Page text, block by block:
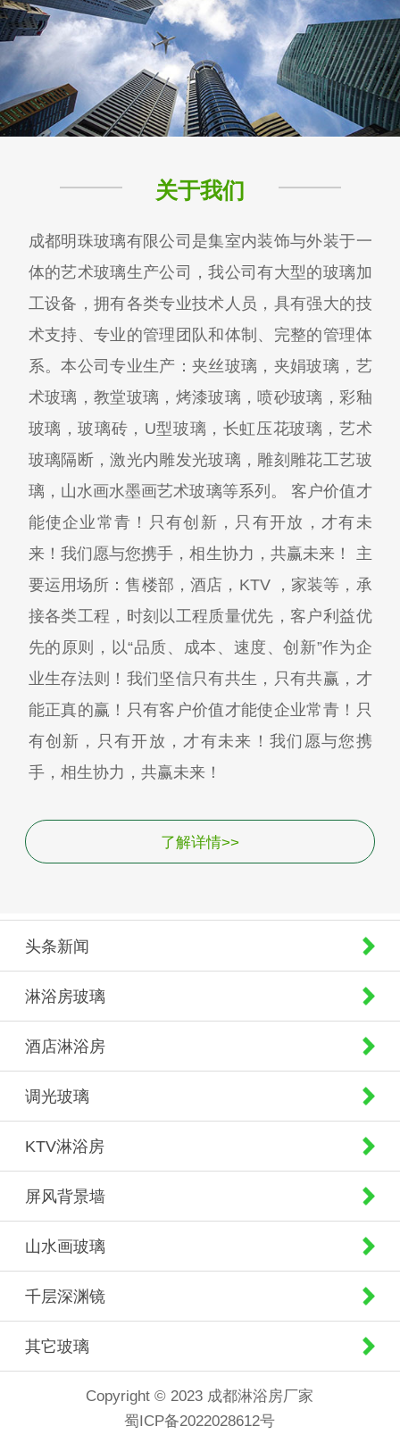
关于我们
成都明珠玻璃有限公司是集室内装饰与外装于一
体的艺术玻璃生产公司，我公司有大型的玻璃加
工设备，拥有各类专业技术人员，具有强大的技
术支持、专业的管理团队和体制、完整的管理体
系。本公司专业生产：夹丝玻璃，夹娟玻璃，艺
术玻璃，教堂玻璃，烤漆玻璃，喷砂玻璃，彩釉
玻璃，玻璃砖，U型玻璃，长虹压花玻璃，艺术
玻璃隔断，激光内雕发光玻璃，雕刻雕花工艺玻
璃，山水画水墨画艺术玻璃等系列。 客户价值才
能使企业常青！只有创新，只有开放，才有未
来！我们愿与您携手，相生协力，共赢未来！ 主
要运用场所：售楼部，酒店，KTV ，家装等，承
接各类工程，时刻以工程质量优先，客户利益优
先的原则，以“品质、成本、速度、创新”作为企
业生存法则！我们坚信只有共生，只有共赢，才
能正真的赢！只有客户价值才能使企业常青！只
有创新，只有开放，才有未来！我们愿与您携
手，相生协力，共赢未来！
了解详情>>
头条新闻
淋浴房玻璃
酒店淋浴房
调光玻璃
KTV淋浴房
屏风背景墙
山水画玻璃
千层深渊镜
其它玻璃
Copyright © 2023 成都淋浴房厂家
蜀ICP备2022028612号